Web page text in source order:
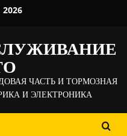
2026
ЧАСТЬ И ТОРМОЗНАЯ
И ЭЛЕКТРОНИКА